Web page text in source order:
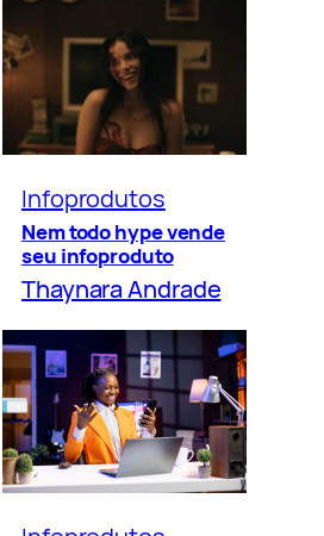
Infoprodutos
Nem todo hype vende
seu infoproduto
Thaynara Andrade